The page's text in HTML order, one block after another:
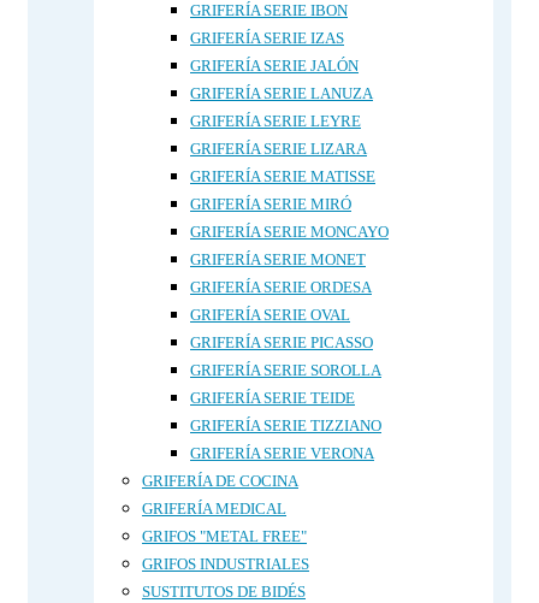
GRIFERÍA SERIE IBON
GRIFERÍA SERIE IZAS
GRIFERÍA SERIE JALÓN
GRIFERÍA SERIE LANUZA
GRIFERÍA SERIE LEYRE
GRIFERÍA SERIE LIZARA
GRIFERÍA SERIE MATISSE
GRIFERÍA SERIE MIRÓ
GRIFERÍA SERIE MONCAYO
GRIFERÍA SERIE MONET
GRIFERÍA SERIE ORDESA
GRIFERÍA SERIE OVAL
GRIFERÍA SERIE PICASSO
GRIFERÍA SERIE SOROLLA
GRIFERÍA SERIE TEIDE
GRIFERÍA SERIE TIZZIANO
GRIFERÍA SERIE VERONA
GRIFERÍA DE COCINA
GRIFERÍA MEDICAL
GRIFOS "METAL FREE"
GRIFOS INDUSTRIALES
SUSTITUTOS DE BIDÉS